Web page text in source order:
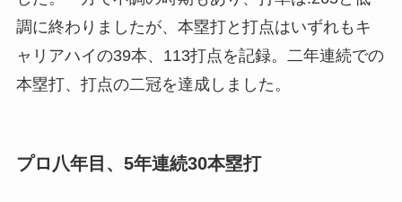
調に終わりましたが、本塁打と打点はいずれもキ
ャリアハイの39本、113打点を記録。二年連続での
本塁打、打点の二冠を達成しました。
プロ八年目、5年連続30本塁打